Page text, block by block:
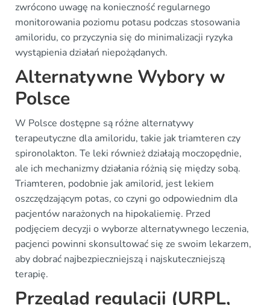
zwrócono uwagę na konieczność regularnego
monitorowania poziomu potasu podczas stosowania
amiloridu, co przyczynia się do minimalizacji ryzyka
wystąpienia działań niepożądanych.
Alternatywne Wybory w
Polsce
W Polsce dostępne są różne alternatywy
terapeutyczne dla amiloridu, takie jak triamteren czy
spironolakton. Te leki również działają moczopędnie,
ale ich mechanizmy działania różnią się między sobą.
Triamteren, podobnie jak amilorid, jest lekiem
oszczędzającym potas, co czyni go odpowiednim dla
pacjentów narażonych na hipokaliemię. Przed
podjęciem decyzji o wyborze alternatywnego leczenia,
pacjenci powinni skonsultować się ze swoim lekarzem,
aby dobrać najbezpieczniejszą i najskuteczniejszą
terapię.
Przegląd regulacji (URPL,